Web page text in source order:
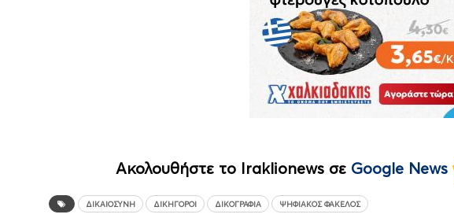
Ακολουθήστε το Iraklionews σε Google News
ΔΙΚΑΙΟΣΎΝΗ ΔΙΚΗΓΟΡΟΙ ΔΙΚΟΓΡΑΦΊΑ ΨΗΦΙΑΚΌΣ ΦΆΚΕΛΟΣ